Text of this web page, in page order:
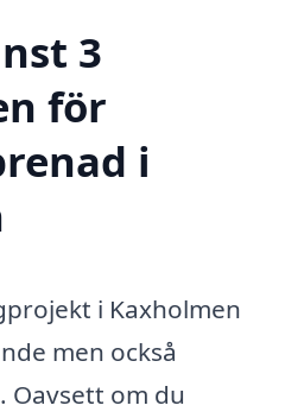
3
för
i
i Kaxholmen
men också
om du